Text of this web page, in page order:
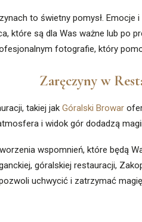
to świetny pomysł.
które są dla Was ważne lub
fotografie, który
Zaręczyny w
takiej jak Góralski Browar
i widok gór dodadzą
wspomnień, które będą
góralskiej restauracji,
uchwycić i zatrzymać